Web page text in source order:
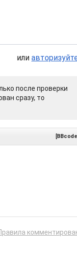
или
после проверки
сразу, то